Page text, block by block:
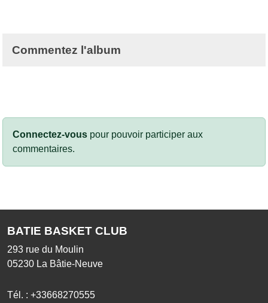
Commentez l'album
Connectez-vous pour pouvoir participer aux
commentaires.
BATIE BASKET CLUB
293 rue du Moulin
05230 La Bâtie-Neuve
Tél. : +33668270555